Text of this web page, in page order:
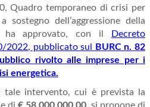
Quadro temporaneo di crisi per
dell’aggressione della
ha approvato, con il
Decreto
2022, pubblicato sul
BURC n. 82
rivolto alle imprese per i
energetica.
tale intervento, cui è prevista la
di € 58.000.000,00, si propone di